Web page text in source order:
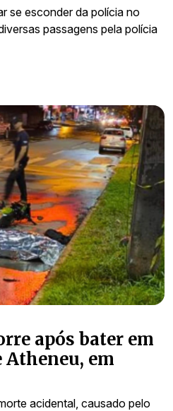
se esconder da polícia no
passagens pela polícia
após bater em
Atheneu, em
acidental, causado pelo